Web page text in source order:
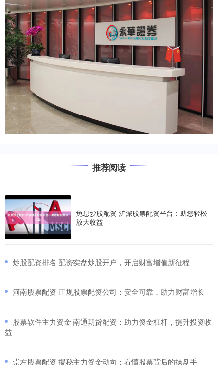
推荐阅读
免息炒股配资 沪深股票配资平台：助您轻松
放大收益
​炒股配资排名 配资实盘炒股开户，开启财富增值新征程
​河南股票配资 正规股票配资公司：安全可靠，助力财富增长
​股票软件主力资金 南通期货配资：助力资金杠杆，提升投资收
益
​崇左股票配资 揭秘主力资金动向：看懂股票背后的操盘手